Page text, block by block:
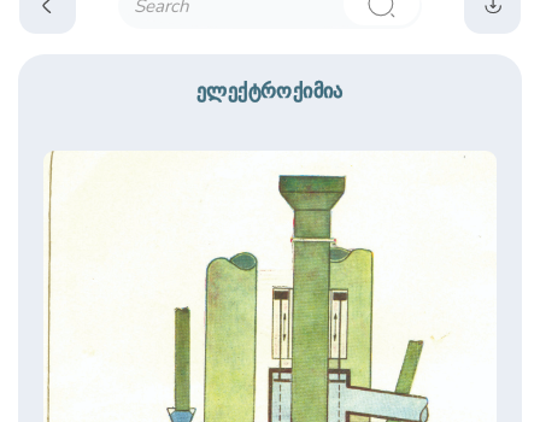
ელექტროქიმია